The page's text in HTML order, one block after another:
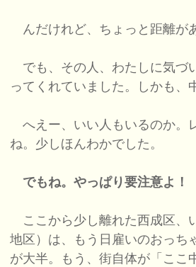
んだけれど、ちょっと距離が
でも、その人、わたしに気づ
ってくれていました。しかも、
へえー、いい人もいるのか。
ね。少しほんわかでした。
でもね。やっぱり要注意よ！
ここから少し離れた西成区、
地区）は、もう日雇いのおっち
が大半。もう、街自体が「ここ